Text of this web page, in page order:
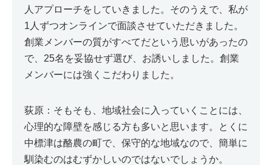
人アプローチをしていきました。そのうえで、私が
1人ずつオンラインで面談させていただきました。
創業メンバーの質がすべてだという思いがあったの
で、25名を妥協せず選び、お誘いしました。創業
メンバーには強くこだわりました。
荻原：そもそも、地域社会に入っていくことには、
心理的な障壁を感じる方も多いと思います。とくに
中標津は酪農の町で、保守的な地域なので、簡単に
馴染むのはむずかしいのではないでしょうか。